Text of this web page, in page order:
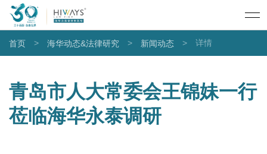
首页 > 海华动态&法律研究 > 新闻动态 > 详情
青岛市人大常委会王锦妹一行
莅临海华永泰调研